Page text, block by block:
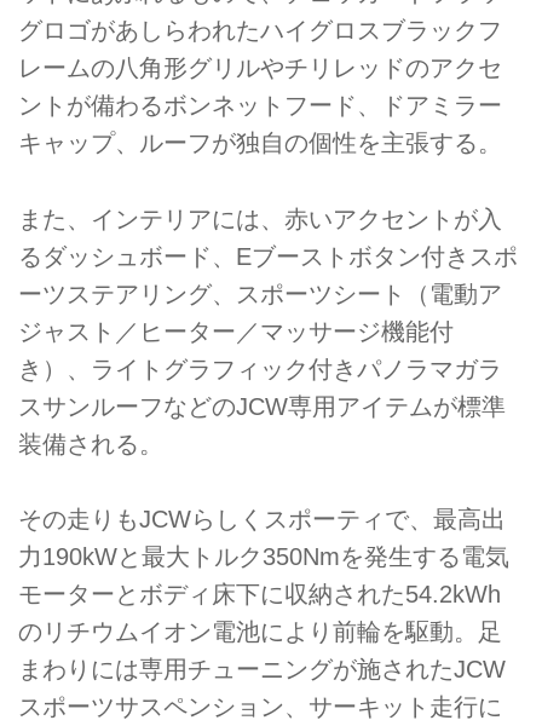
グロゴがあしらわれたハイグロスブラックフ
レームの八角形グリルやチリレッドのアクセ
ントが備わるボンネットフード、ドアミラー
キャップ、ルーフが独自の個性を主張する。
また、インテリアには、赤いアクセントが入
るダッシュボード、Eブーストボタン付きスポ
ーツステアリング、スポーツシート（電動ア
ジャスト／ヒーター／マッサージ機能付
き）、ライトグラフィック付きパノラマガラ
スサンルーフなどのJCW専用アイテムが標準
装備される。
その走りもJCWらしくスポーティで、最高出
力190kWと最大トルク350Nmを発生する電気
モーターとボディ床下に収納された54.2kWh
のリチウムイオン電池により前輪を駆動。足
まわりには専用チューニングが施されたJCW
スポーツサスペンション、サーキット走行に